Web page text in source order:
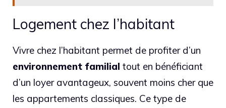
Logement chez l’habitant
Vivre chez l’habitant permet de profiter d’un
environnement familial tout en bénéficiant
d’un loyer avantageux, souvent moins cher que
les appartements classiques. Ce type de